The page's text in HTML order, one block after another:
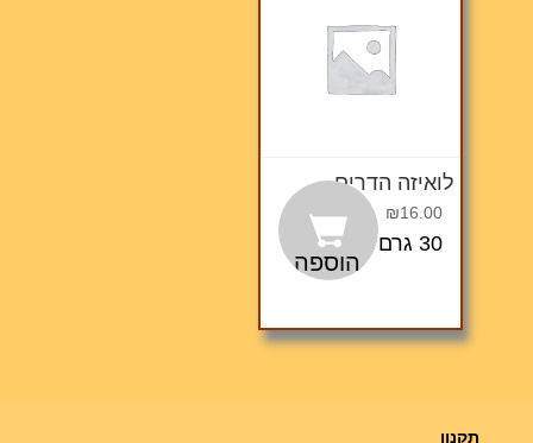
לואיזה הדרים
₪16.00
הוספה לסל
30 גרם
תקנון